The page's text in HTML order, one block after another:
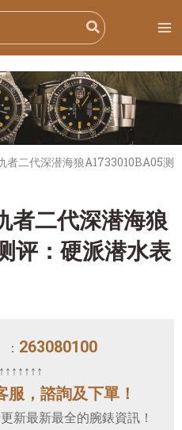
者二代深潜海狼A1733010BA05测
者二代深潜海狼
评：硬派潜水表
263080100
，諮詢及下單！
新最新最全的腕錶資訊！